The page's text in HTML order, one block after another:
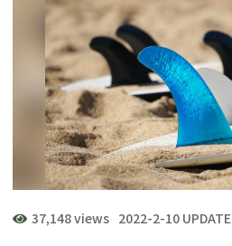
37,148 views 2022-2-10 UPDATE